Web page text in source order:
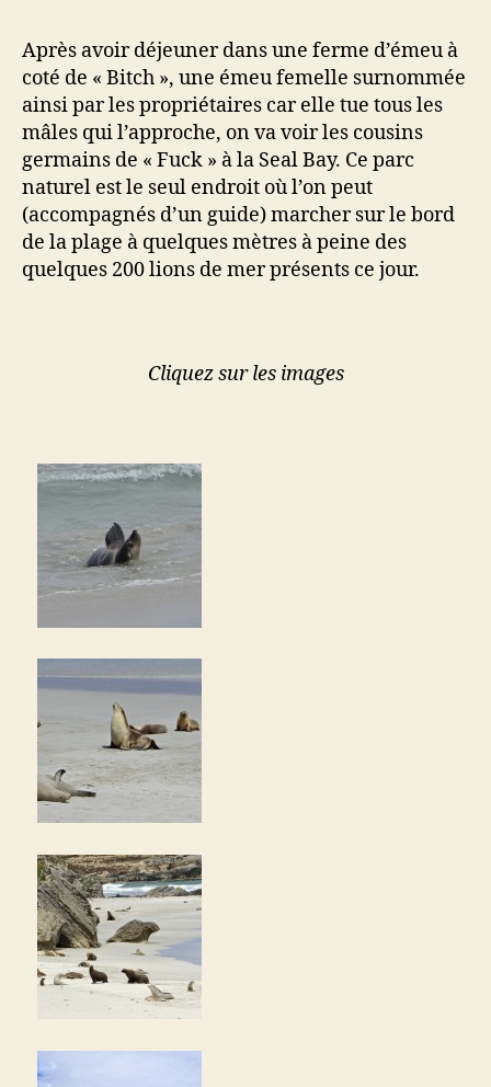
Après avoir déjeuner dans une ferme d’émeu à
coté de « Bitch », une émeu femelle surnommée
ainsi par les propriétaires car elle tue tous les
mâles qui l’approche, on va voir les cousins
germains de « Fuck » à la Seal Bay. Ce parc
naturel est le seul endroit où l’on peut
(accompagnés d’un guide) marcher sur le bord
de la plage à quelques mètres à peine des
quelques 200 lions de mer présents ce jour.
Cliquez sur les images